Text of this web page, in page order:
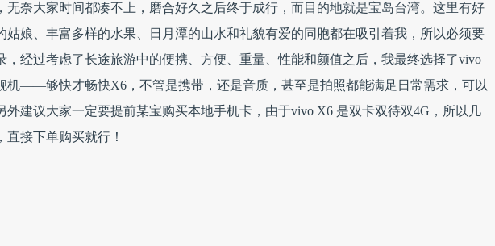
无奈大家时间都凑不上，磨合好久之后终于成行，而目的地就是宝岛台湾。这里有好
姑娘、丰富多样的水果、日月潭的山水和礼貌有爱的同胞都在吸引着我，所以必须要
，经过考虑了长途旅游中的便携、方便、重量、性能和颜值之后，我最终选择了vivo
机——够快才畅快X6，不管是携带，还是音质，甚至是拍照都能满足日常需求，可以
外建议大家一定要提前某宝购买本地手机卡，由于vivo X6 是双卡双待双4G，所以几
接下单购买就行！